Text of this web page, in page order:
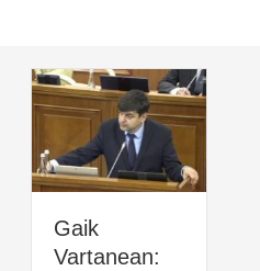
Gaik
Vartanean: